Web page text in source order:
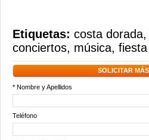
Etiquetas: costa dorada,
conciertos, música,
SOLICITAR
* Nombre y Apellidos
Teléfono